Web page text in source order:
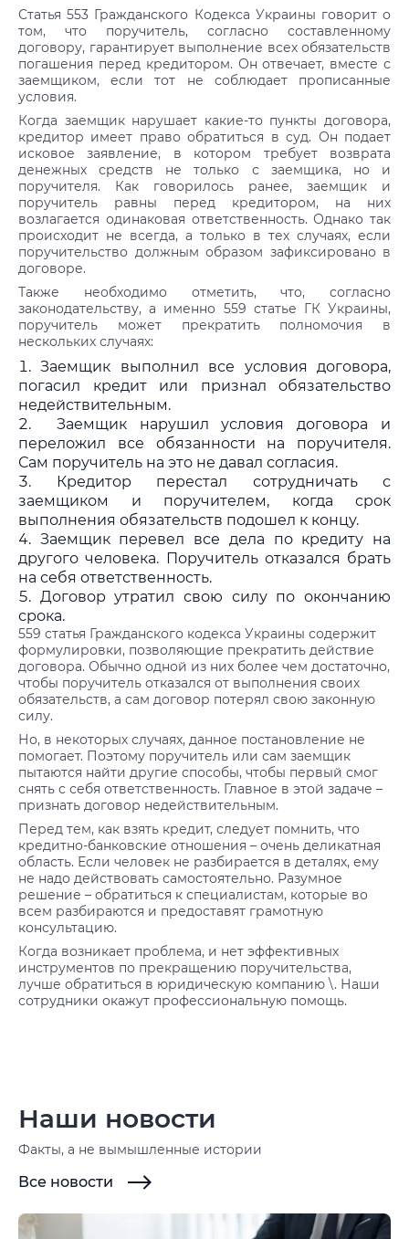
Статья 553 Гражданского Кодекса Украины говорит о
том, что поручитель, согласно составленному
договору, гарантирует выполнение всех обязательств
погашения перед кредитором. Он отвечает, вместе с
заемщиком, если тот не соблюдает прописанные
условия.
Когда заемщик нарушает какие-то пункты договора,
кредитор имеет право обратиться в суд. Он подает
исковое заявление, в котором требует возврата
денежных средств не только с заемщика, но и
поручителя. Как говорилось ранее, заемщик и
поручитель равны перед кредитором, на них
возлагается одинаковая ответственность. Однако так
происходит не всегда, а только в тех случаях, если
поручительство должным образом зафиксировано в
договоре.
Также необходимо отметить, что, согласно
законодательству, а именно 559 статье ГК Украины,
поручитель может прекратить полномочия в
нескольких случаях:
Заемщик выполнил все условия договора,
погасил кредит или признал обязательство
недействительным.
Заемщик нарушил условия договора и
переложил все обязанности на поручителя.
Сам поручитель на это не давал согласия.
Кредитор перестал сотрудничать с
заемщиком и поручителем, когда срок
выполнения обязательств подошел к концу.
Заемщик перевел все дела по кредиту на
другого человека. Поручитель отказался брать
на себя ответственность.
Договор утратил свою силу по окончанию
срока.
559 статья Гражданского кодекса Украины содержит
формулировки, позволяющие прекратить действие
договора. Обычно одной из них более чем достаточно,
чтобы поручитель отказался от выполнения своих
обязательств, а сам договор потерял свою законную
силу.
Но, в некоторых случаях, данное постановление не
помогает. Поэтому поручитель или сам заемщик
пытаются найти другие способы, чтобы первый смог
снять с себя ответственность. Главное в этой задаче –
признать договор недействительным.
Перед тем, как взять кредит, следует помнить, что
кредитно-банковские отношения – очень деликатная
область. Если человек не разбирается в деталях, ему
не надо действовать самостоятельно. Разумное
решение – обратиться к специалистам, которые во
всем разбираются и предоставят грамотную
консультацию.
Когда возникает проблема, и нет эффективных
инструментов по прекращению поручительства,
лучше обратиться в юридическую компанию \. Наши
сотрудники окажут профессиональную помощь.
Наши новости
Факты, а не вымышленные истории
Все новости